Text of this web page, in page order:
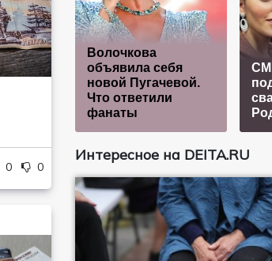
0 0
Волочкова
объявила себя
новой Пугачевой.
Что ответили
фанаты
Интересное на DEITA.RU